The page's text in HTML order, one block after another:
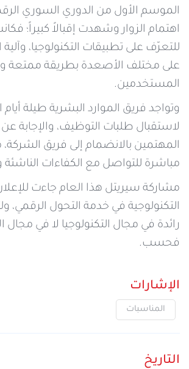
الإشارات
المناسبات
التاريخ
الموسم الأول من الدوري السوري
اهتمام الزوار وشهدت إقبالاً كبيراً؛
للتعرّف على تطبيقات التكنولوجيا،
على مختلف الأصعدة بطريقة ممتعة
المستخدمين.
وتواجد فريق الموارد البشرية طيلة
لاستقبال طلبات التوظيف، والإجابة
المهتمين بالانضمام إلى فريق
مباشرة للتواصل مع الكفاءات الناشئة
مشاركة سيريتل هذا العام جاءت
التكنولوجية في خدمة التحول الرقمي،
رائدة في مجال التكنولوجيا لا في مجال
فحسب.